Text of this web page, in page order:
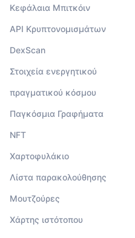
Κεφάλαια Μπιτκόιν
API Κρυπτονομισμάτων
DexScan
Στοιχεία ενεργητικού
πραγματικού κόσμου
Παγκόσμια Γραφήματα
NFT
Χαρτοφυλάκιο
Λίστα παρακολούθησης
Μουτζούρες
Χάρτης ιστότοπου